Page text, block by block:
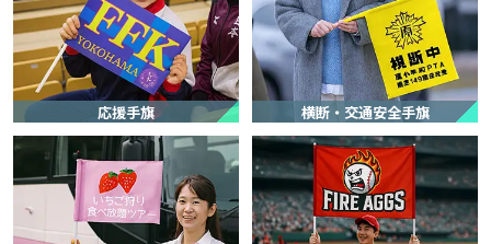
【商品に関する満足度の理由】
ほぼイメージ通りの商品を作っていただけた。
【ご注文前に困っていることはありましたか？また、それは解決され
ましたか？】
フラッグの形状が、定番のものではなかったので、対応してもらえる
業者が少なく困っていたところ、キラメックさんに対応していただい
た。
応援手旗 横断・交通安全手旗